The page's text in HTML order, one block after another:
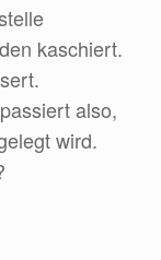
kaschiert.
also,
wird.